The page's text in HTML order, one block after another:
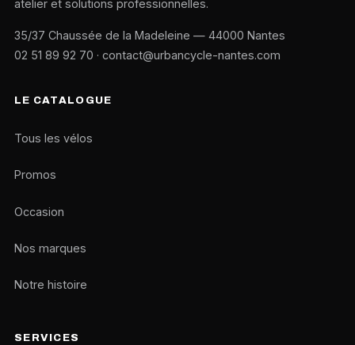
atelier et solutions professionnelles.
35/37 Chaussée de la Madeleine — 44000 Nantes
02 51 89 92 70 · contact@urbancycle-nantes.com
LE CATALOGUE
Tous les vélos
Promos
Occasion
Nos marques
Notre histoire
SERVICES